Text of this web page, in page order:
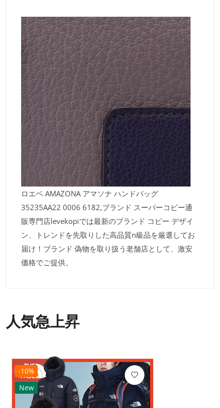
ロエベ AMAZONA アマソナ ハンドバッグ
35235AA22 0006 6182,ブランド スーパーコピー通
販専門店levekopiでは最新のブランド コピー デザイ
ン、トレンドを先取りした高品質n級品を厳選してお
届け！ブランド 偽物を取り扱う老舗店として、激安
価格でご提供。
人気急上昇
-10%
New